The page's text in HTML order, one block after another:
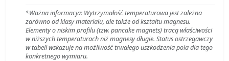
*Ważna informacja: Wytrzymałość temperaturowa jest zależna
zarówno od klasy materiału, ale także od kształtu magnesu.
Elementy o niskim profilu (tzw. pancake magnets) tracą właściwości
w niższych temperaturach niż magnesy długie. Status ostrzegawczy
w tabeli wskazuje na możliwość trwałego uszkodzenia pola dla tego
konkretnego wymiaru.